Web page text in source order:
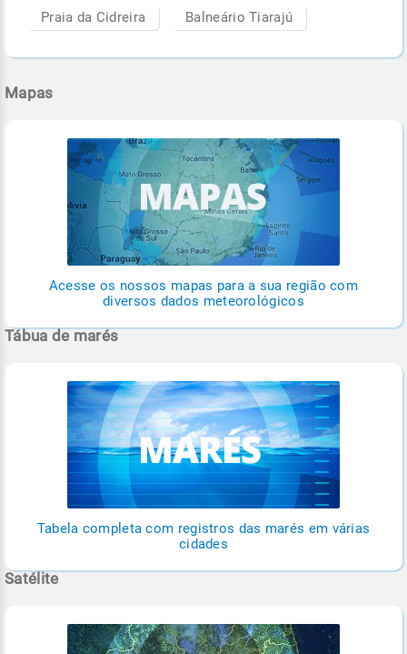
Praia da Cidreira Balneário Tiarajú
Mapas
Acesse os nossos mapas para a sua região com
diversos dados meteorológicos
Tábua de marés
Tabela completa com registros das marés em várias
cidades
Satélite